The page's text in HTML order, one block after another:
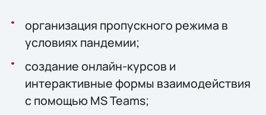
организация пропускного режима в
условиях пандемии;
создание онлайн-курсов и
интерактивные формы взаимодействия
с помощью MS Teams;